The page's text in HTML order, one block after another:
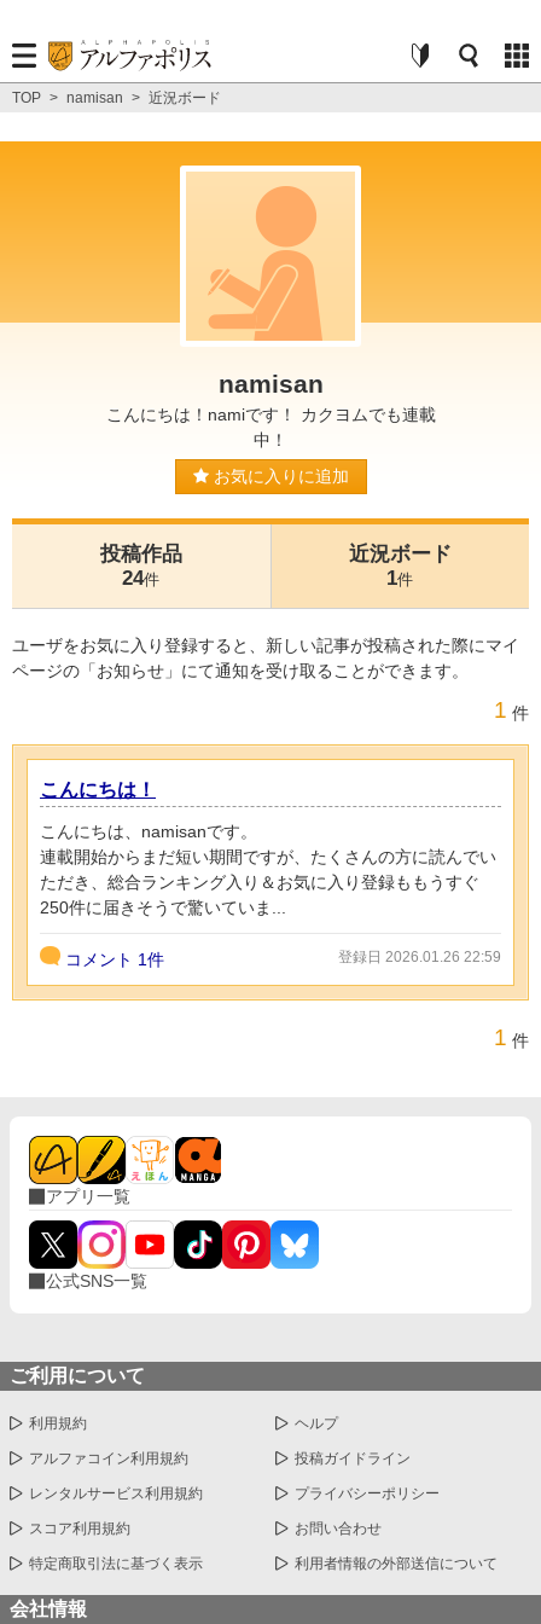
TOP > namisan > 近況ボード
namisan
こんにちは！namiです！ カクヨムでも連載
中！
お気に入りに追加
投稿作品
24件
近況ボード
1件
ユーザをお気に入り登録すると、新しい記事が投稿された際にマイ
ページの「お知らせ」にて通知を受け取ることができます。
1 件
こんにちは！
こんにちは、namisanです。
連載開始からまだ短い期間ですが、たくさんの方に読んでい
ただき、総合ランキング入り＆お気に入り登録ももうすぐ
250件に届きそうで驚いていま...
コメント 1件 登録日 2026.01.26 22:59
1 件
アプリ一覧
公式SNS一覧
ご利用について
利用規約 ヘルプ
アルファコイン利用規約 投稿ガイドライン
レンタルサービス利用規約 プライバシーポリシー
スコア利用規約 お問い合わせ
特定商取引法に基づく表示 利用者情報の外部送信について
会社情報